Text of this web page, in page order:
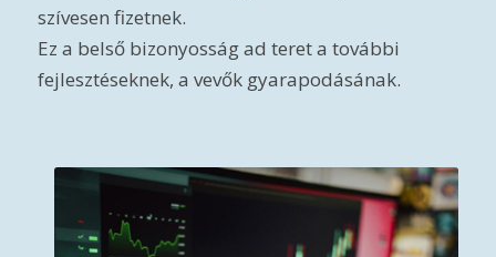
szívesen fizetnek.
Ez a belső bizonyosság ad teret a további
fejlesztéseknek, a vevők gyarapodásának.